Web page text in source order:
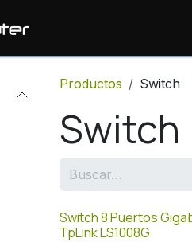
Productos Switch
Switch
Switch 8 Puertos
TpLink LS1008G